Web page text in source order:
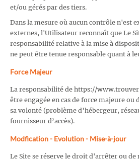
et/ou gérés par des tiers.
Dans la mesure où aucun contrôle n'est
externes, l'Utilisateur reconnaît que Le
responsabilité relative à la mise à
ne peut être tenue responsable quant à
Force Majeur
La responsabilité de https://
être engagée en cas de force majeure ou
sa volonté (problème d’hébergeur,
fournisseur d’accès).
Modfication - Evolution - Mise-à-jour
Le Site se réserve le droit d'arrêter ou